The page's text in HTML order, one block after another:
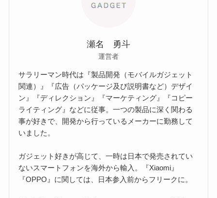
瀬名 勇斗
運営者
サラリーマン時代は『製品開発（モバイルガジェット
関連）』『広告（パッケージ及び説明書など）デザイ
ン』『ディレクション』『マーケティング』『コピー
ライティング』などに従事。一つの製品に深く関わる
事が好きで、開発から行っているメーカーに勤務して
いました。
ガジェット好きが高じて、一時は日本で発売されてい
ないスマートフォンを海外から輸入。『Xiaomi』
『OPPO』に関しては、日本参入前からフリークに。